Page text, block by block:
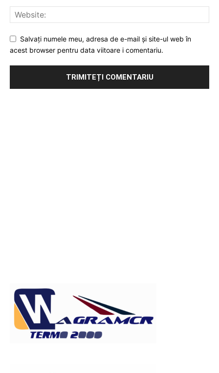
Salvați numele meu, adresa de e-mail și site-ul web în
acest browser pentru data viitoare i comentariu.